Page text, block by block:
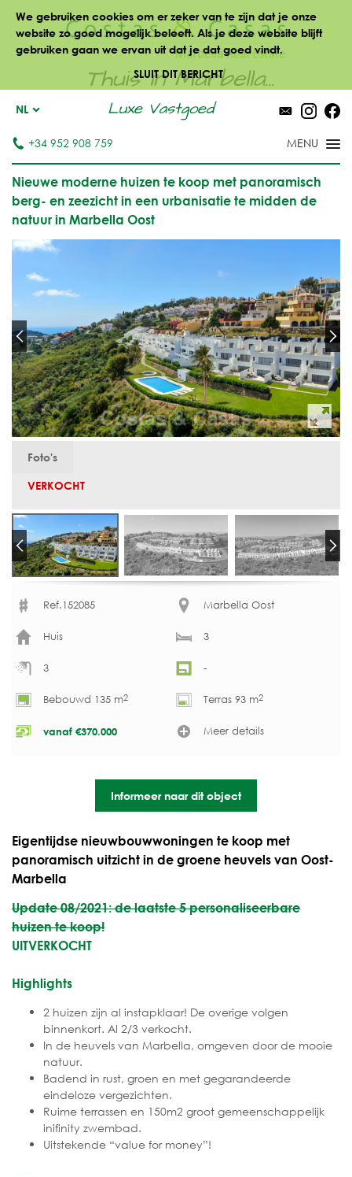
We gebruiken cookies om er zeker van te zijn dat je onze
website zo goed mogelijk beleeft. Als je deze website blijft
gebruiken gaan we ervan uit dat je dat goed vindt.
SLUIT DIT BERICHT
Thuis in Marbella...
Luxe Vastgoed
NL
+34 952 908 759
Nieuwe moderne huizen te koop met panoramisch
berg- en zeezicht in een urbanisatie te midden de
natuur in Marbella Oost
Foto's
VERKOCHT
Ref.152085 Marbella Oost
Huis 3
3 -
Bebouwd 135 m2 Terras 93 m2
vanaf €370.000 Meer details
Informeer naar dit object
Eigentijdse nieuwbouwwoningen te koop met
panoramisch uitzicht in de groene heuvels van Oost-
Marbella
Update 08/2021: de laatste 5 personaliseerbare
huizen te koop!
UITVERKOCHT
Highlights
2 huizen zijn al instapklaar! De overige volgen
binnenkort. Al 2/3 verkocht.
In de heuvels van Marbella, omgeven door de mooie
natuur.
Badend in rust, groen en met gegarandeerde
eindeloze vergezichten.
Ruime terrassen en 150m2 groot gemeenschappelijk
inifinity zwembad.
Uitstekende “value for money”!